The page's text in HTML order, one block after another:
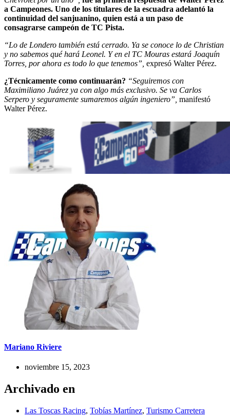
a Campeones. Uno de los titulares de la escuadra adelantó la
continuidad del sanjuanino, quien está a un paso de
consagrarse campeón de TC Pista.
“Lo de Londero también está cerrado. Ya se conoce lo de Christian
y no sabemos qué hará Leonel. Y en el TC Mouras estará Joaquín
Torres, por ahora es todo lo que tenemos”, expresó Walter Pérez.
¿Técnicamente como continuarán? “Seguiremos con
Maximiliano Juárez ya con algo más exclusivo. Se va Carlos
Serpero y seguramente sumaremos algún ingeniero”, manifestó
Walter Pérez.
Mariano Riviere
noviembre 15, 2023
Archivado en
Las Toscas Racing, Tobías Martínez, Turismo Carretera